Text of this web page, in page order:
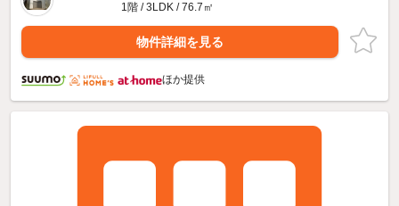
1階 / 3LDK / 76.7㎡
物件詳細を見る
ほか提供